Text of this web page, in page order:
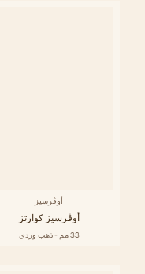
أوڤرسيز
أوڤرسيز كوارتز
33 مم - ذهب وردي